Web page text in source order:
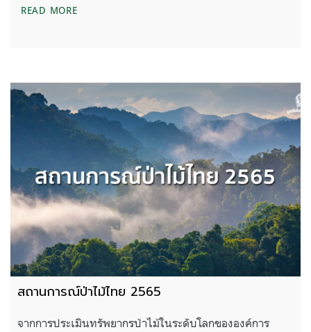
READ MOREสถานการณ์ป่าไม้และสิ่งแวดล้อมไทย 2566
สถานการณ์ป่าไม้ไทย 2565
จากการประเมินทรัพยากรป่าไม้ในระดับโลกขององค์การ